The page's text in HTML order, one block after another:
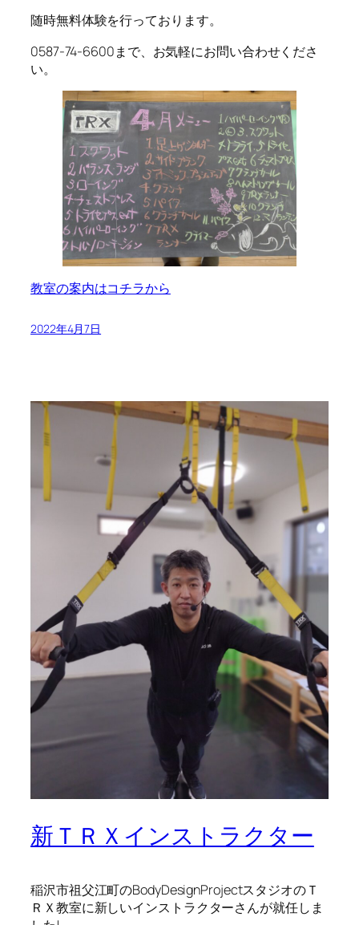
随時無料体験を行っております。
0587-74-6600まで、お気軽にお問い合わせくださ
い。
教室の案内はコチラから
2022年4月7日
新ＴＲＸインストラクター
稲沢市祖父江町のBodyDesignProjectスタジオのＴ
ＲＸ教室に新しいインストラクターさんが就任しま